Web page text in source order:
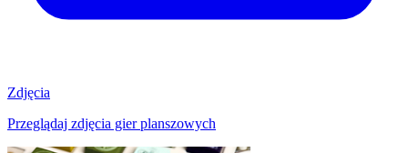
Zdjęcia
Przeglądaj zdjęcia gier planszowych